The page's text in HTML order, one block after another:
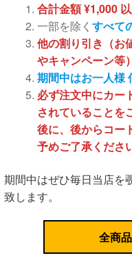
合計金額 ¥1,000
一部を除く すべて
他の割り引き（お
やキャンペーン等
期間中はお一人様
必ず注文中にカー
されていることを
後に、後からコー
予めご了承くださ
期間中はぜひ毎日当店を
致します。
全商